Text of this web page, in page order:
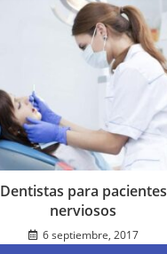
Dentistas para pacientes
nerviosos
6 septiembre, 2017